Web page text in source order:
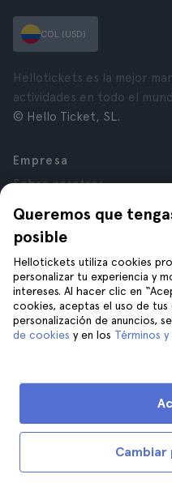
Queremos que
posible
Hellotickets utiliza cookies
personalizar tu experiencia y
intereses. Al hacer clic en
cookies, aceptas el uso de tus
personalización de anuncios,
de cookies y en los Términos
Cambiar
COL (USD)
Hellotickets es la mejor
actividades en todo el
© Hello Ticket, SL.
Empresa
Sobre nosotros
Afiliados
Opiniones
Privacidad
Términos y Condiciones
Aviso Legal
Cookies
Ayuda